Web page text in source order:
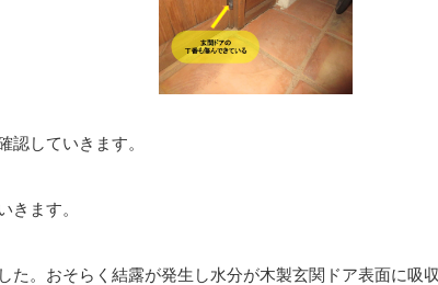
認していきます。
きます。
た。おそらく結露が発生し水分が木製玄関ドア表面に吸